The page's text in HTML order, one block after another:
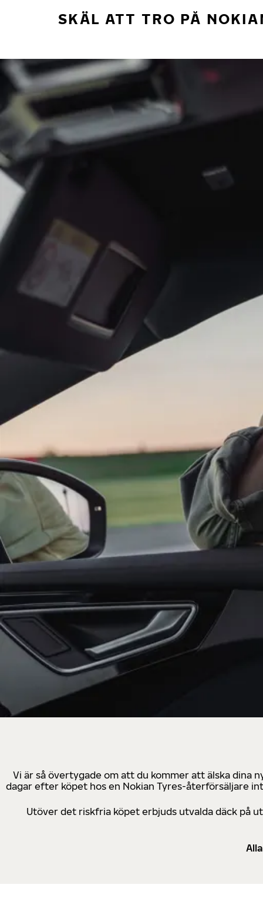
SKÄL ATT TRO PÅ
Vi är så övertygade om att du kommer att älska dina
dagar efter köpet hos en Nokian Tyres-återförsäljare
Utöver det riskfria köpet erbjuds utvalda däck på